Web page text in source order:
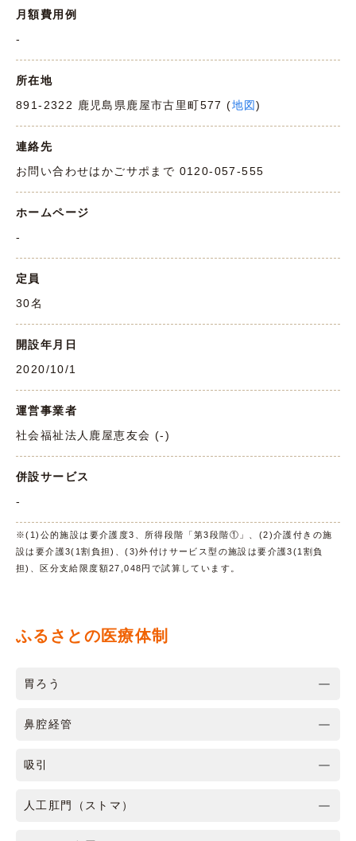
月額費用例
-
所在地
891-2322 鹿児島県鹿屋市古里町577 (地図)
連絡先
お問い合わせはかごサポまで 0120-057-555
ホームページ
-
定員
30名
開設年月日
2020/10/1
運営事業者
社会福祉法人鹿屋恵友会 (-)
併設サービス
-
※(1)公的施設は要介護度3、所得段階「第3段階①」、(2)介護付きの施
設は要介護3(1割負担)、(3)外付けサービス型の施設は要介護3(1割負
担)、区分支給限度額27,048円で試算しています。
ふるさとの医療体制
胃ろう
鼻腔経管
吸引
人工肛門（ストマ）